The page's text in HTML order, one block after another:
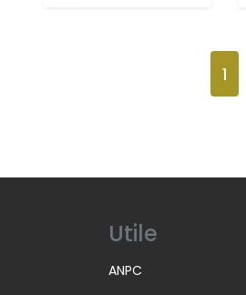
1
Utile
ANPC